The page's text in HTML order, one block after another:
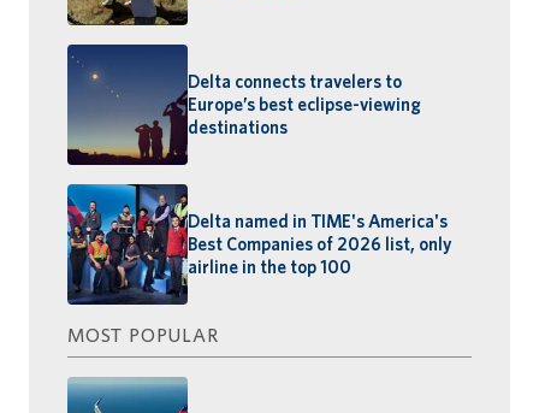
Delta connects travelers to
Europe’s best eclipse-viewing
destinations
Delta named in TIME's America's
Best Companies of 2026 list, only
airline in the top 100
MOST POPULAR